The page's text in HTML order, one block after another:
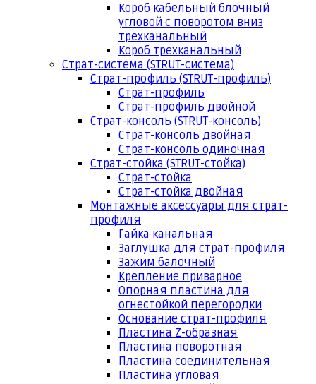
Короб кабельный блочный
угловой с поворотом вниз
трехканальный
Короб трехканальный
Страт-система (STRUT-система)
Страт-профиль (STRUT-профиль)
Страт-профиль
Страт-профиль двойной
Страт-консоль (STRUT-консоль)
Страт-консоль двойная
Страт-консоль одиночная
Страт-стойка (STRUT-стойка)
Страт-стойка
Страт-стойка двойная
Монтажные аксессуары для страт-
профиля
Гайка канальная
Заглушка для страт-профиля
Зажим балочный
Крепление приварное
Опорная пластина для
огнестойкой перегородки
Основание страт-профиля
Пластина Z-образная
Пластина поворотная
Пластина соединительная
Пластина угловая